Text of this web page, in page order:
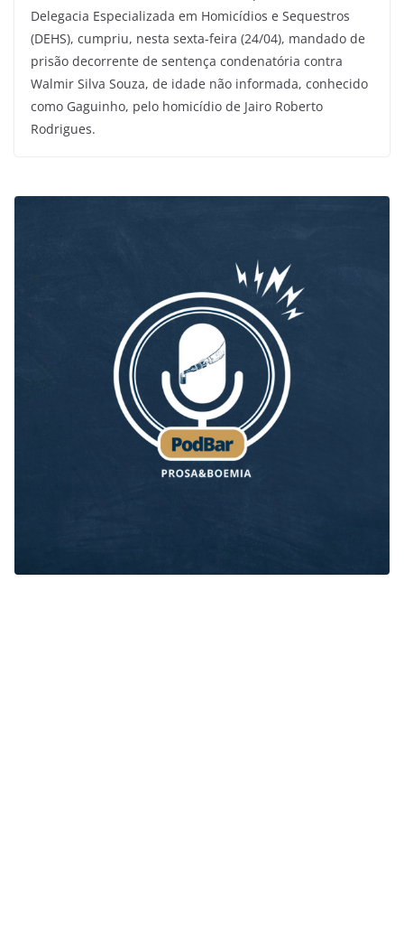
Delegacia Especializada em Homicídios e Sequestros
(DEHS), cumpriu, nesta sexta-feira (24/04), mandado de
prisão decorrente de sentença condenatória contra
Walmir Silva Souza, de idade não informada, conhecido
como Gaguinho, pelo homicídio de Jairo Roberto
Rodrigues.